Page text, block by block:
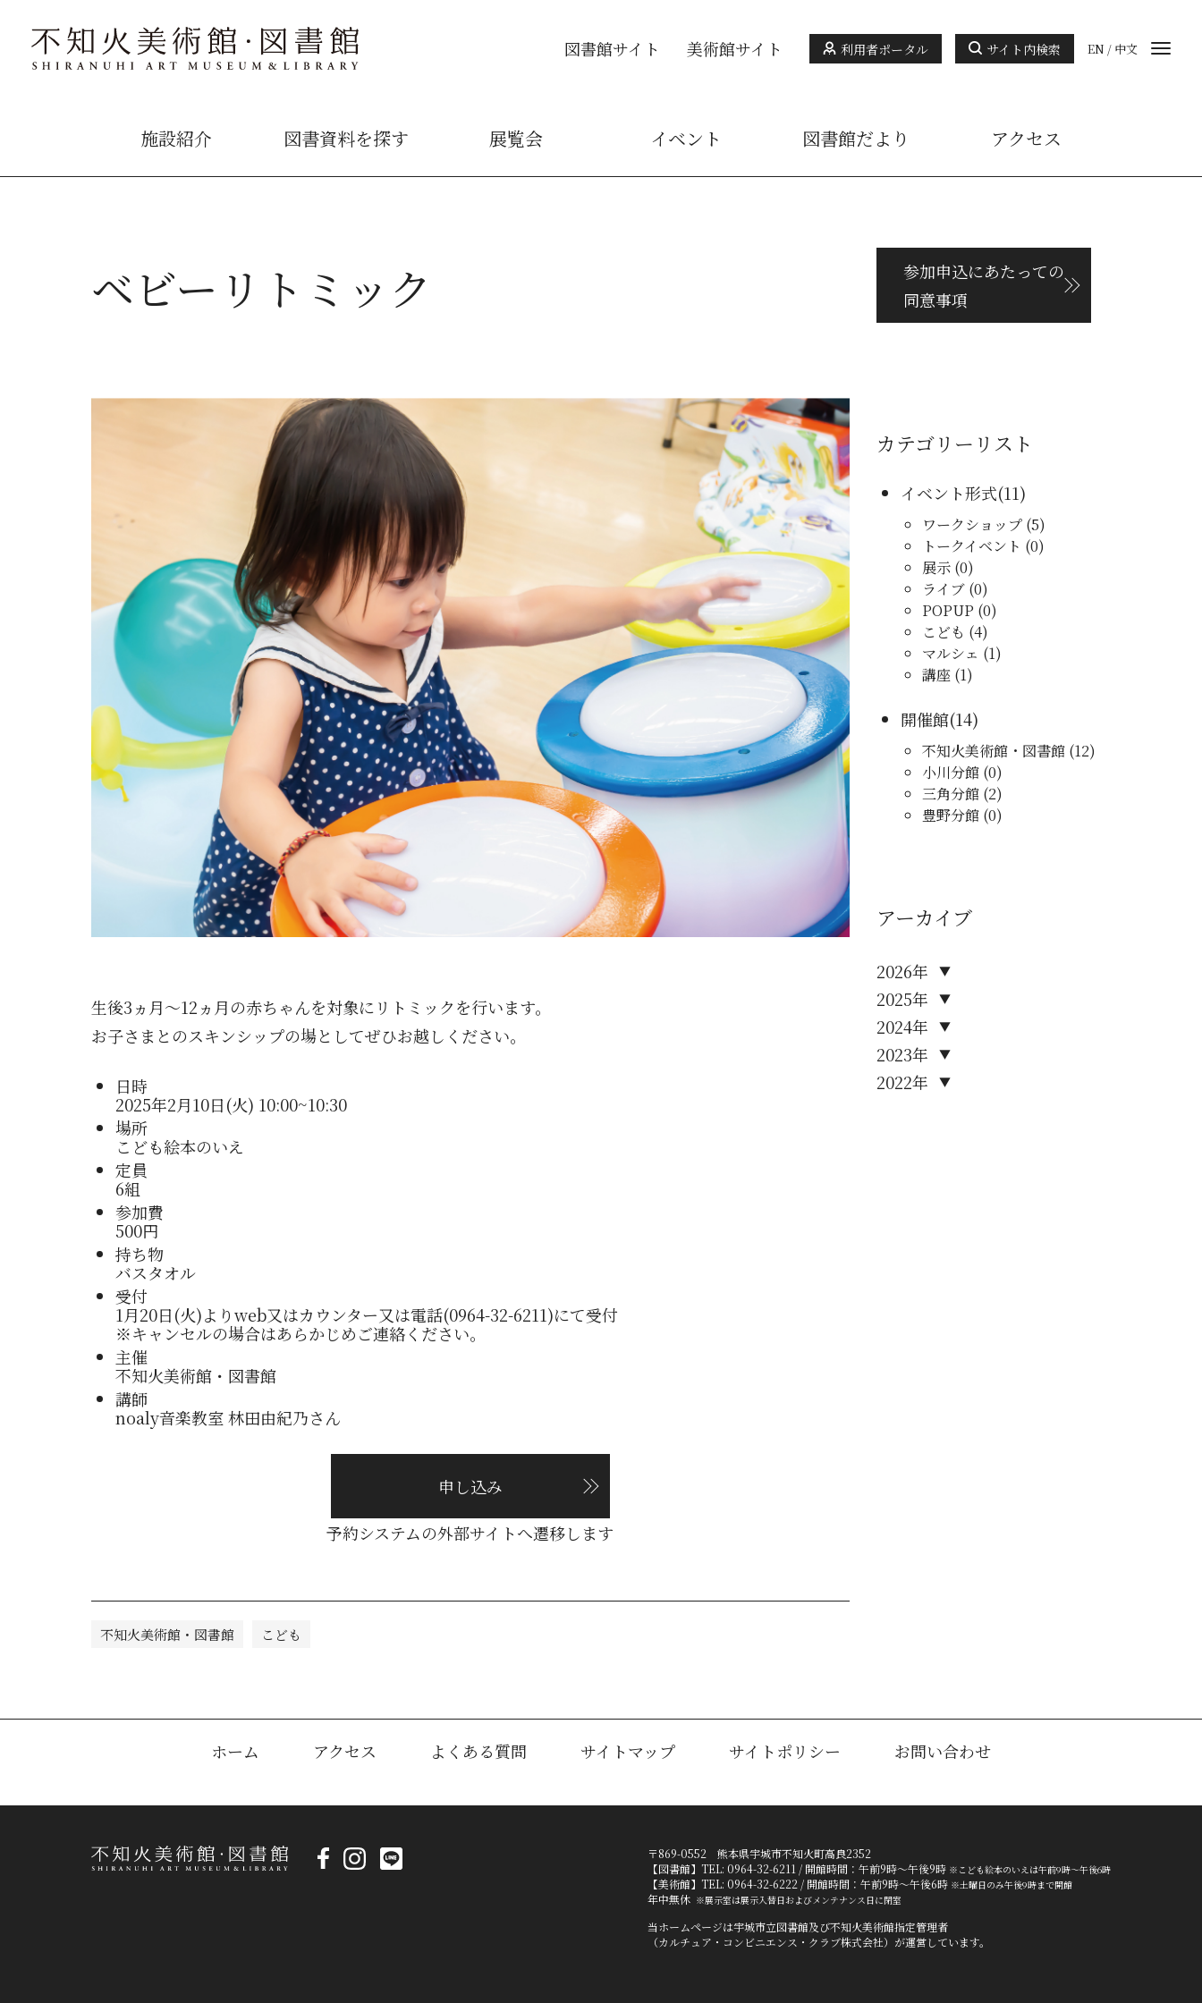
図書館サイト 美術館サイト 利用者ポータル サイト内検索 EN / 中文
施設紹介 図書資料を探す 展覧会 イベント 図書館だより アクセス
ベビーリトミック
生後3ヵ月～12ヵ月の赤ちゃんを対象にリトミックを行います。
お子さまとのスキンシップの場としてぜひお越しください。
日時
2025年2月10日(火) 10:00~10:30
場所
こども絵本のいえ
定員
6組
参加費
500円
持ち物
バスタオル
受付
1月20日(火)よりweb又はカウンター又は電話(0964-32-6211)にて受付
※キャンセルの場合はあらかじめご連絡ください。
主催
不知火美術館・図書館
講師
noaly音楽教室 林田由紀乃さん
申し込み
予約システムの外部サイトへ遷移します
不知火美術館・図書館 こども
参加申込にあたっての
同意事項
カテゴリーリスト
イベント形式(11)
ワークショップ (5)
トークイベント (0)
展示 (0)
ライブ (0)
POPUP (0)
こども (4)
マルシェ (1)
講座 (1)
開催館(14)
不知火美術館・図書館 (12)
小川分館 (0)
三角分館 (2)
豊野分館 (0)
アーカイブ
2022年 ▼
2023年 ▼
2024年 ▼
2025年 ▼
2026年 ▼
ホーム アクセス よくある質問 サイトマップ サイトポリシー お問い合わせ
〒869-0552 熊本県宇城市不知火町高良2352
【図書館】TEL: 0964-32-6211 / 開館時間：午前9時～午後9時 ※こども絵本のいえは午前9時～午後6時
【美術館】TEL: 0964-32-6222 / 開館時間：午前9時～午後6時 ※土曜日のみ午後9時まで開館
年中無休 ※展示室は展示入替日およびメンテナンス日に閉室
当ホームページは宇城市立図書館及び不知火美術館指定管理者
（カルチュア・コンビニエンス・クラブ株式会社）が運営しています。